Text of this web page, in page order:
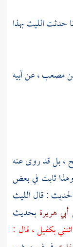
حدثتالليثبهذا
مصعب، عن أبيه
، بل قد روى عنه
ثابت في بعض
: قالالليث
أبي هريرة بحديث
ائتني بكفيل ، قال :